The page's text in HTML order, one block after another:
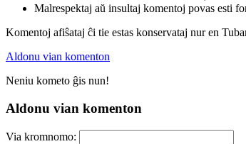
Malrespektaj aŭ insultaj komentoj povas esti
Komentoj afiŝataj ĉi tie estas konservataj nur en
Aldonu vian komenton
Neniu kometo ĝis nun!
Aldonu vian komenton
Via kromnomo: